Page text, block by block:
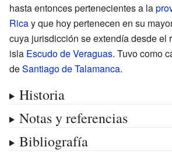
hasta entonces pertenecientes a la
Ricay que hoy pertenecen en su
cuya jurisdicción se extendía desde el
isla Escudo de Veraguas. Tuvo como
deSantiago de Talamanca.
Historia
Notas y referencias
Bibliografía